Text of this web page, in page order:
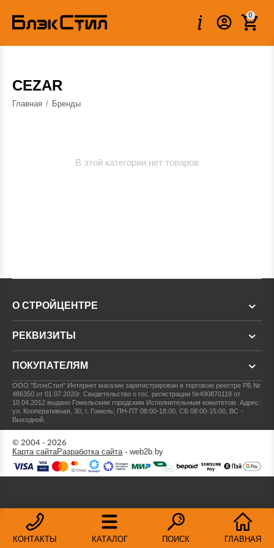
0
CEZAR
Главная / Бренды
В этой категории нет товаров
КОНТАКТЫ КАТАЛОГ ПОИСК ГЛАВНАЯ
О СТРОЙЦЕНТРЕ
РЕКВИЗИТЫ
ПОКУПАТЕЛЯМ
ООО "БлэкСтил" Интернет магазин зарегистрирован в торговом реестре РБ №
486350 от 01.07.2020г.Свидетельство о гос. регистрации №490870118 от
10.04.2012 выдано Гомельским городским Исполнительным комитетом.Адрес:
ул. Кооперативная, 30, г. Гомель; ПН-ПТ 08:00-18:00, СБ 08:00-15:00, ВС -
Выходной.
© 2004 - 2026
Карта сайтаРазработка сайта- web2b.by